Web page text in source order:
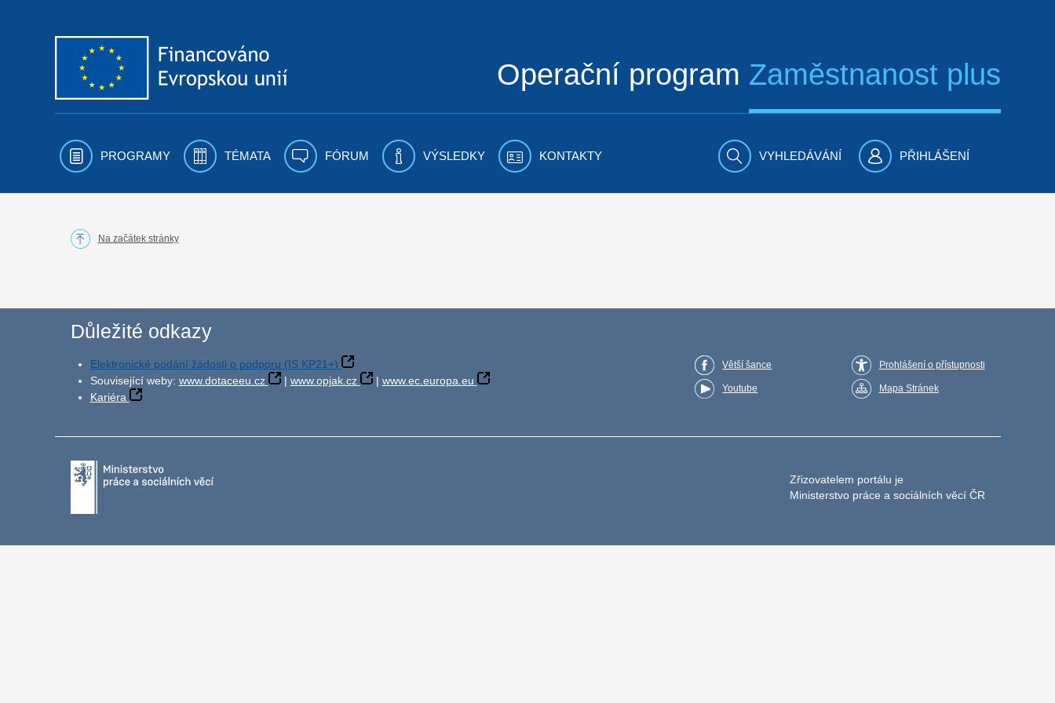
Operační program Zaměstnanost plus
PROGRAMY TÉMATA FÓRUM VÝSLEDKY KONTAKTY VYHLEDÁVÁNÍ PŘIHLÁŠENÍ
Na začátek stránky
Důležité odkazy
Elektronické podání žádosti o podporu (IS KP21+)
Související weby: www.dotaceeu.cz | www.opjak.cz | www.ec.europa.eu
Kariéra
Větší šance
Youtube
Prohlášení o přístupnosti
Mapa Stránek
Zřizovatelem portálu je
Ministerstvo práce a sociálních věcí ČR